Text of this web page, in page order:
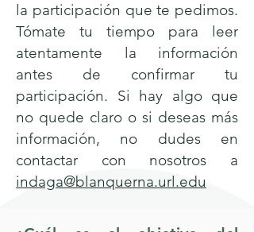
la participación que te pedimos.
Tómate tu tiempo para leer
atentamente la información
antes de confirmar tu
participación. Si hay algo que
no quede claro o si deseas más
información, no dudes en
contactar con nosotros a
indaga@blanquerna.url.edu